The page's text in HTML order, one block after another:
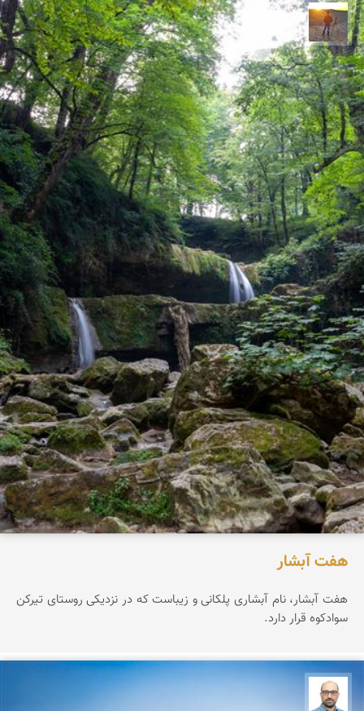
هفت آبشار
هفت آبشار، نام آبشاری پلکانی و زیباست که در نزدیکی روستای تیرکن
سوادکوه قرار دارد.